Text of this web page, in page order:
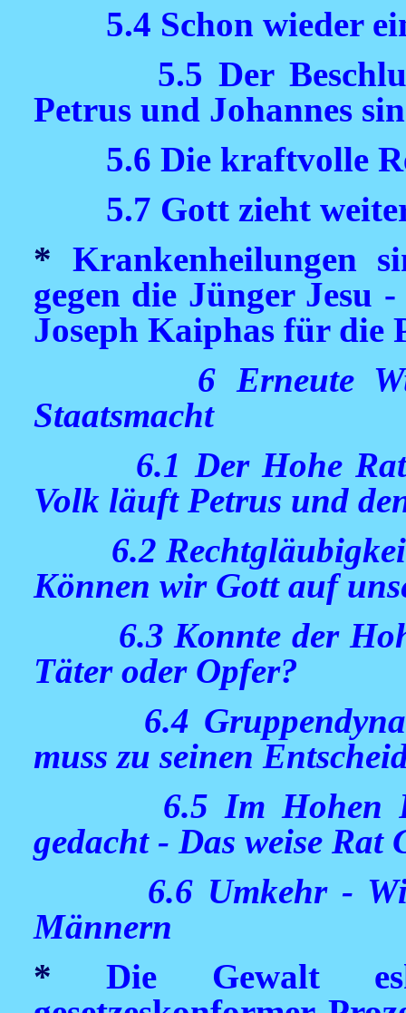
5.4 Schon wieder
5.5 Der
Petrus und Johannes
5.6 Die kraftvolle
5.7 Gott zieht
* Krankenheilungen
gegen die Jünger Jesu
Joseph Kaiphas für die
6 Erneute
Staatsmacht
6.1 Der Hohe
Volk läuft Petrus und
6.2
Können wir Gott auf
6.3 Konnte der
Täter oder Opfer?
6.4
muss zu seinen
6.5 Im Hohen
gedacht - Das weise Rat
6.6 Umkehr -
Männern
*Die Gewalt